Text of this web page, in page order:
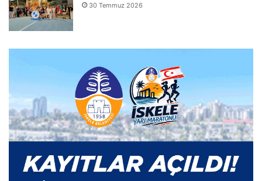
30 Temmuz 2026